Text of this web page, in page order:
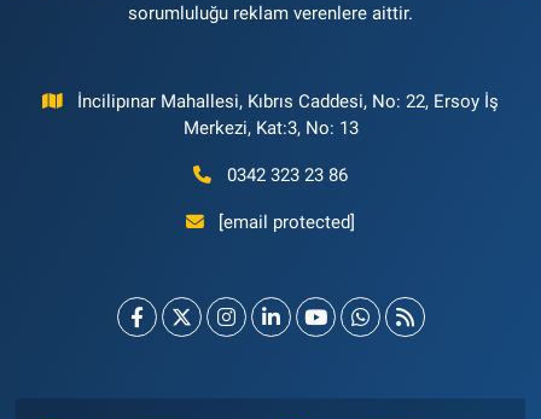
sorumluluğu reklam verenlere aittir.
İncilipınar Mahallesi, Kıbrıs Caddesi, No: 22, Ersoy İş
Merkezi, Kat:3, No: 13
0342 323 23 86
[email protected]